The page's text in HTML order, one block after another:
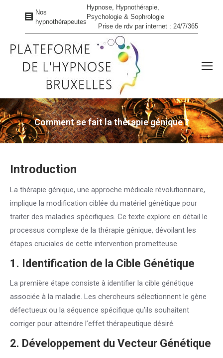
Nos
hypnothérapeutes
Hypnose, Hypnothérapie,
Psychologie & Sophrologie
Prise de rdv par internet : 24/7/365
Comment se fait la thérapie génique ?
Vous êtes ici :
Introduction
La thérapie génique, une approche médicale révolutionnaire,
implique la modification ciblée du matériel génétique pour
traiter des maladies spécifiques. Ce texte explore en détail le
processus complexe de la thérapie génique, dévoilant les
étapes cruciales de cette intervention prometteuse.
1. Identification de la Cible Génétique
La première étape consiste à identifier la cible génétique
associée à la maladie. Les chercheurs sélectionnent le gène
défectueux ou la séquence spécifique qu’ils souhaitent
corriger pour atteindre l’effet thérapeutique désiré.
2. Développement du Vecteur Génétique